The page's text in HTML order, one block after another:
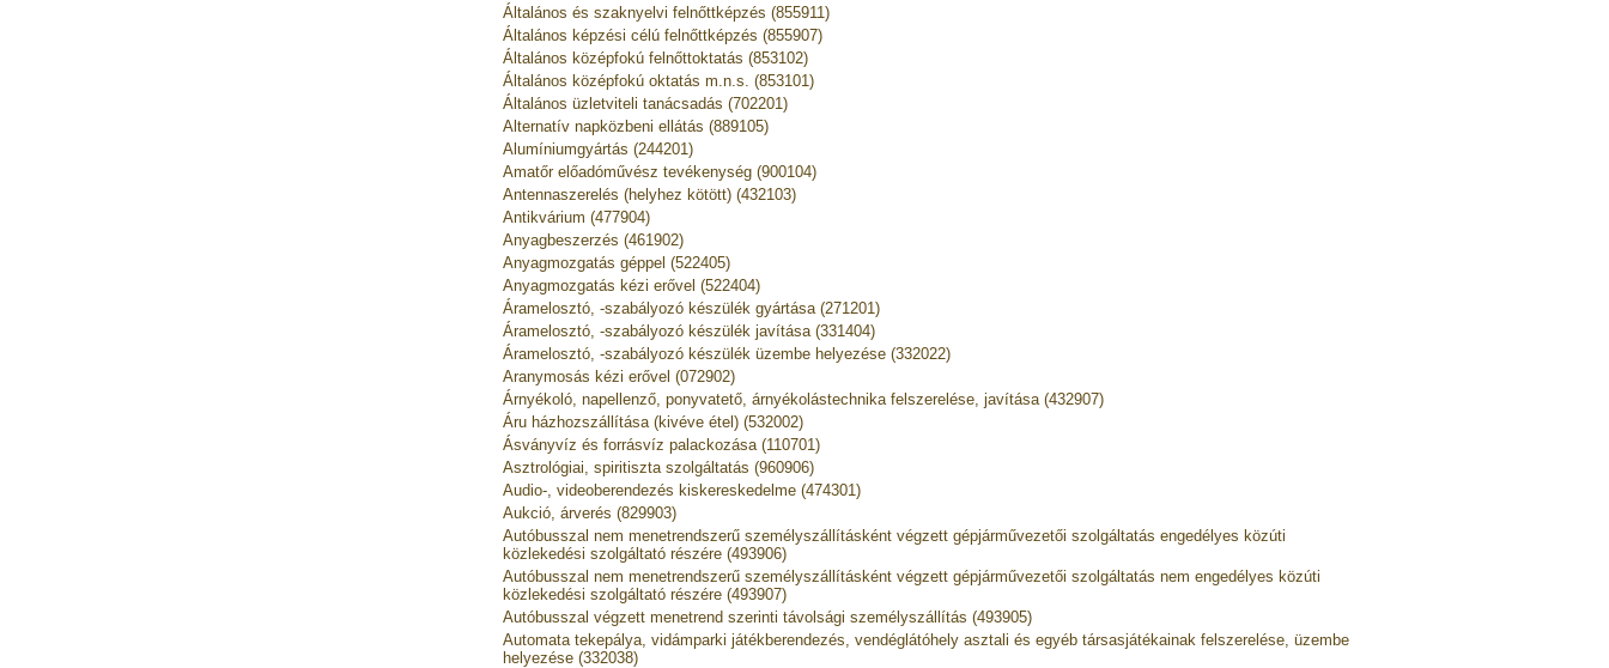
Általános és szaknyelvi felnőttképzés (855911)
Általános képzési célú felnőttképzés (855907)
Általános középfokú felnőttoktatás (853102)
Általános középfokú oktatás m.n.s. (853101)
Általános üzletviteli tanácsadás (702201)
Alternatív napközbeni ellátás (889105)
Alumíniumgyártás (244201)
Amatőr előadóművész tevékenység (900104)
Antennaszerelés (helyhez kötött) (432103)
Antikvárium (477904)
Anyagbeszerzés (461902)
Anyagmozgatás géppel (522405)
Anyagmozgatás kézi erővel (522404)
Áramelosztó, -szabályozó készülék gyártása (271201)
Áramelosztó, -szabályozó készülék javítása (331404)
Áramelosztó, -szabályozó készülék üzembe helyezése (332022)
Aranymosás kézi erővel (072902)
Árnyékoló, napellenző, ponyvatető, árnyékolástechnika felszerelése, javítása (432907)
Áru házhozszállítása (kivéve étel) (532002)
Ásványvíz és forrásvíz palackozása (110701)
Asztrológiai, spiritiszta szolgáltatás (960906)
Audio-, videoberendezés kiskereskedelme (474301)
Aukció, árverés (829903)
Autóbusszal nem menetrendszerű személyszállításként végzett gépjárművezetői szolgáltatás engedélyes közúti
közlekedési szolgáltató részére (493906)
Autóbusszal nem menetrendszerű személyszállításként végzett gépjárművezetői szolgáltatás nem engedélyes közúti
közlekedési szolgáltató részére (493907)
Autóbusszal végzett menetrend szerinti távolsági személyszállítás (493905)
Automata tekepálya, vidámparki játékberendezés, vendéglátóhely asztali és egyéb társasjátékainak felszerelése, üzembe
helyezése (332038)